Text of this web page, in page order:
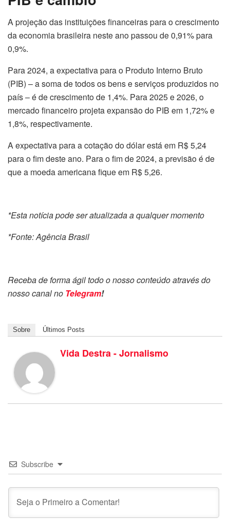
A projeção das instituições financeiras para o crescimento
da economia brasileira neste ano passou de 0,91% para
0,9%.
Para 2024, a expectativa para o Produto Interno Bruto
(PIB) – a soma de todos os bens e serviços produzidos no
país – é de crescimento de 1,4%. Para 2025 e 2026, o
mercado financeiro projeta expansão do PIB em 1,72% e
1,8%, respectivamente.
A expectativa para a cotação do dólar está em R$ 5,24
para o fim deste ano. Para o fim de 2024, a previsão é de
que a moeda americana fique em R$ 5,26.
*Esta notícia pode ser atualizada a qualquer momento
*Fonte: Agência Brasil
Receba de forma ágil todo o nosso conteúdo através do
nosso canal no Telegram!
Sobre Últimos Posts
Vida Destra - Jornalismo
Subscribe